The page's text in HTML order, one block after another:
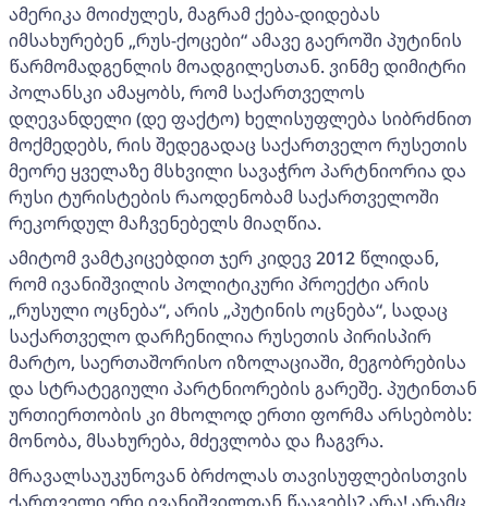
ამერიკა მოიძულეს, მაგრამ ქება-დიდებას
იმსახურებენ „რუს-ქოცები“ ამავე გაეროში პუტინის
წარმომადგენლის მოადგილესთან. ვინმე დიმიტრი
პოლანსკი ამაყობს, რომ საქართველოს
დღევანდელი (დე ფაქტო) ხელისუფლება სიბრძნით
მოქმედებს, რის შედეგადაც საქართველო რუსეთის
მეორე ყველაზე მსხვილი სავაჭრო პარტნიორია და
რუსი ტურისტების რაოდენობამ საქართველოში
რეკორდულ მაჩვენებელს მიაღწია.
ამიტომ ვამტკიცებდით ჯერ კიდევ 2012 წლიდან,
რომ ივანიშვილის პოლიტიკური პროექტი არის
„რუსული ოცნება“, არის „პუტინის ოცნება“, სადაც
საქართველო დარჩენილია რუსეთის პირისპირ
მარტო, საერთაშორისო იზოლაციაში, მეგობრებისა
და სტრატეგიული პარტნიორების გარეშე. პუტინთან
ურთიერთობის კი მხოლოდ ერთი ფორმა არსებობს:
მონობა, მსახურება, მძევლობა და ჩაგვრა.
მრავალსაუკუნოვან ბრძოლას თავისუფლებისთვის
ქართველი ერი ივანიშვილთან წააგებს? არა! არამც